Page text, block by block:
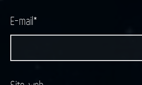
E-mail*